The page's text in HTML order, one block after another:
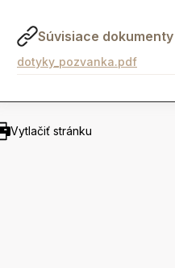
Súvisiace dokumenty
dotyky_pozvanka.pdf
Vytlačiť stránku